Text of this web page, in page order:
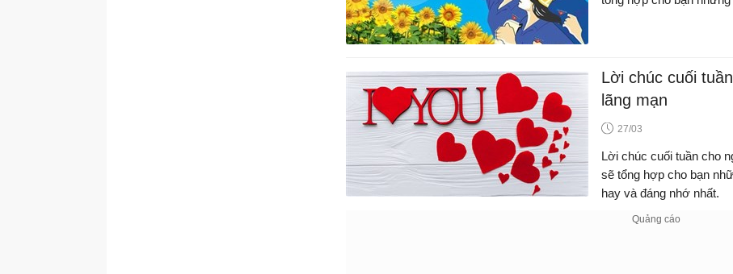
Lời chúc cuối
lãng mạn
27/03
Lời chúc cuối tuần cho
sẽ tổng hợp cho bạn
hay và đáng nhớ nhất.